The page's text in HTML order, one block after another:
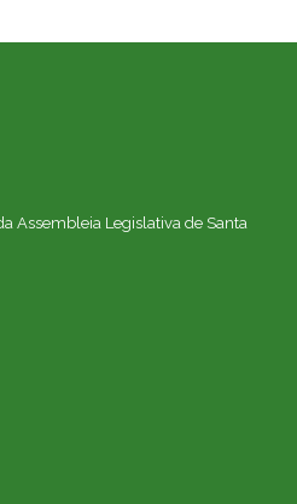
Assembleia Legislativa de Santa